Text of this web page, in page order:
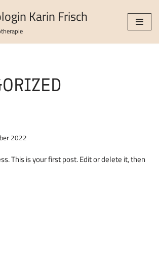
Karin Frisch
2022
This is your first post. Edit or delete it, then